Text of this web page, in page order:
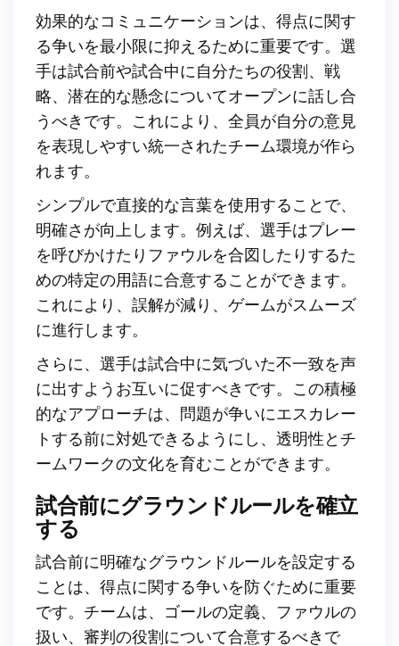
効果的なコミュニケーションは、得点に関す
る争いを最小限に抑えるために重要です。選
手は試合前や試合中に自分たちの役割、戦
略、潜在的な懸念についてオープンに話し合
うべきです。これにより、全員が自分の意見
を表現しやすい統一されたチーム環境が作ら
れます。
シンプルで直接的な言葉を使用することで、
明確さが向上します。例えば、選手はプレー
を呼びかけたりファウルを合図したりするた
めの特定の用語に合意することができます。
これにより、誤解が減り、ゲームがスムーズ
に進行します。
さらに、選手は試合中に気づいた不一致を声
に出すようお互いに促すべきです。この積極
的なアプローチは、問題が争いにエスカレー
トする前に対処できるようにし、透明性とチ
ームワークの文化を育むことができます。
試合前にグラウンドルールを確立
する
試合前に明確なグラウンドルールを設定する
ことは、得点に関する争いを防ぐために重要
です。チームは、ゴールの定義、ファウルの
扱い、審判の役割について合意するべきで